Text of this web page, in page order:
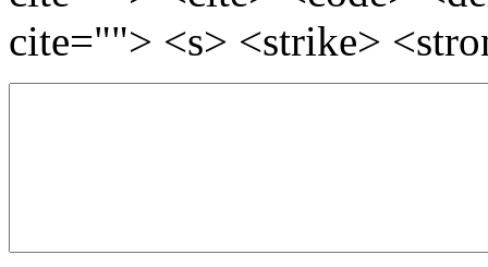
cite=""> <s> <strike>